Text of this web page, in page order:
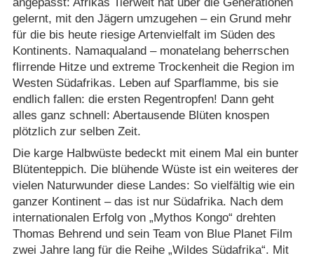
gelernt, mit den Jägern umzugehen – ein Grund mehr
für die bis heute riesige Artenvielfalt im Süden des
Kontinents. Namaqualand – monatelang beherrschen
flirrende Hitze und extreme Trockenheit die Region im
Westen Südafrikas. Leben auf Sparflamme, bis sie
endlich fallen: die ersten Regentropfen! Dann geht
alles ganz schnell: Abertausende Blüten knospen
plötzlich zur selben Zeit.
Die karge Halbwüste bedeckt mit einem Mal ein bunter
Blütenteppich. Die blühende Wüste ist ein weiteres der
vielen Naturwunder diese Landes: So vielfältig wie ein
ganzer Kontinent – das ist nur Südafrika. Nach dem
internationalen Erfolg von „Mythos Kongo“ drehten
Thomas Behrend und sein Team von Blue Planet Film
zwei Jahre lang für die Reihe „Wildes Südafrika“. Mit